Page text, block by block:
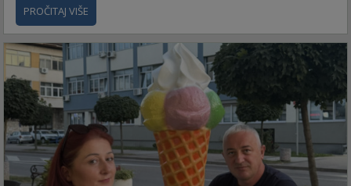
PROČITAJ VIŠE